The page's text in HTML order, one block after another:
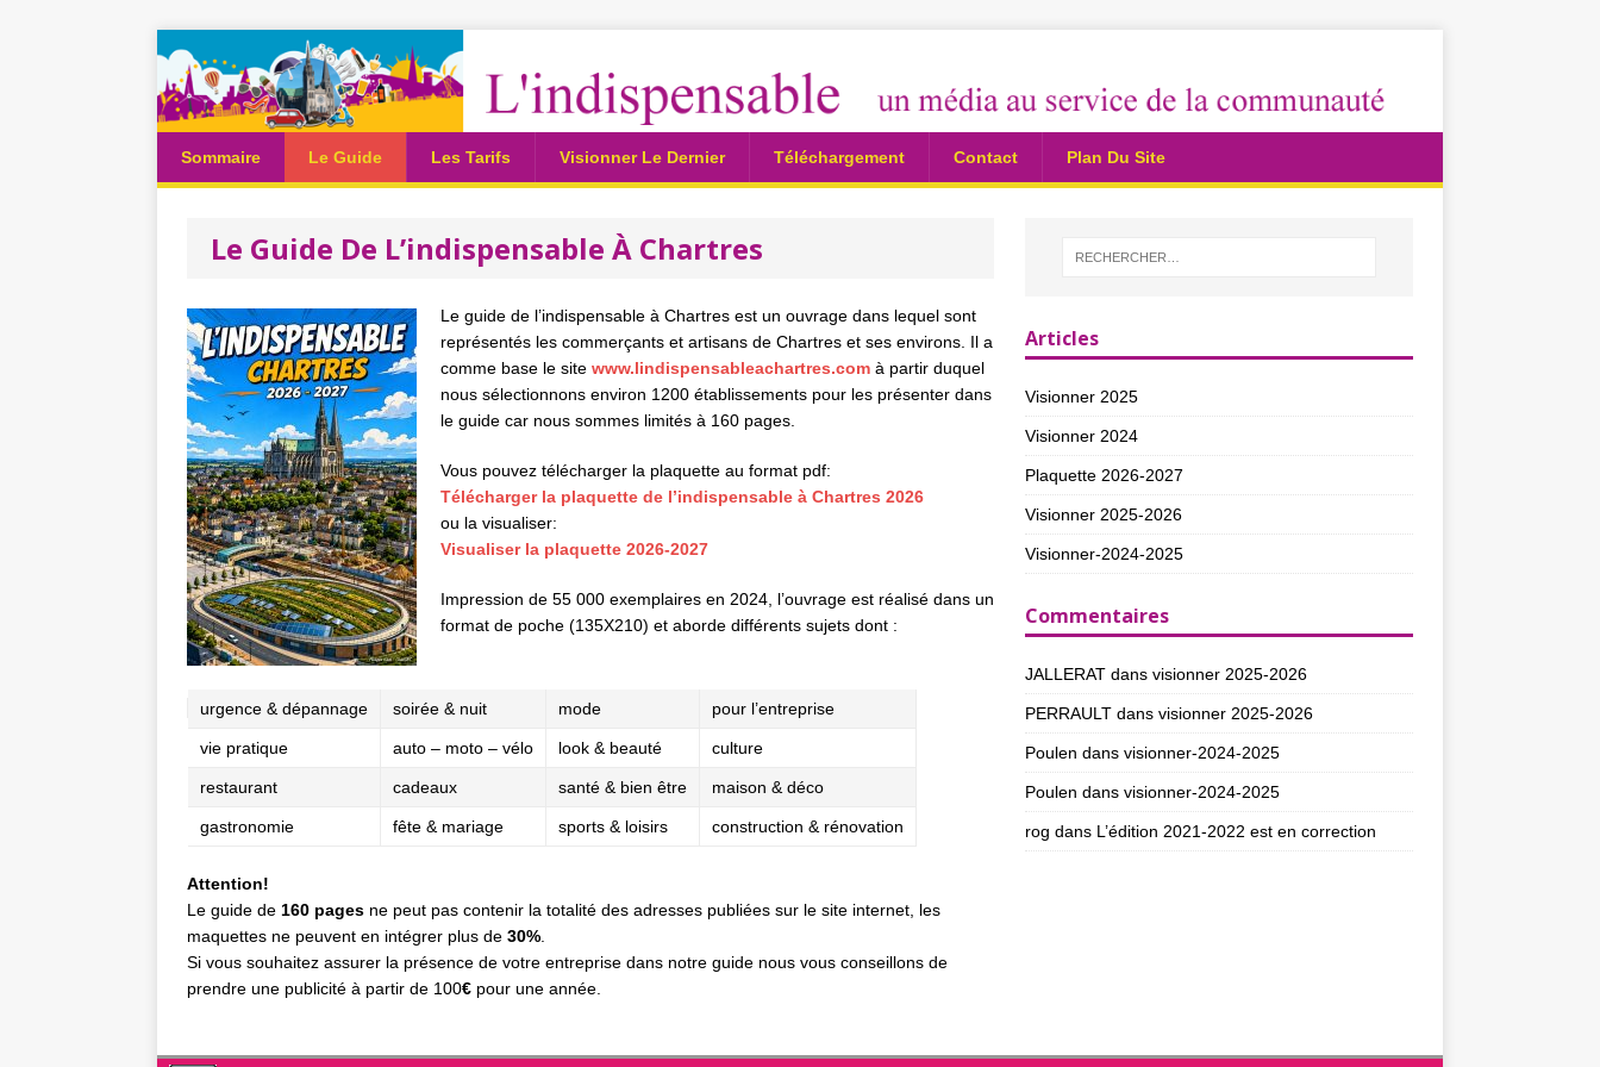
Sommaire Le Guide Les Tarifs Visionner Le Dernier Téléchargement Contact Plan Du Site
Le Guide De L’indispensable À Chartres
Le guide de l’indispensable à Chartres est un ouvrage dans lequel sont
représentés les commerçants et artisans de Chartres et ses environs. Il a
comme base le site www.lindispensableachartres.com à partir duquel
nous sélectionnons environ 1200 établissements pour les présenter dans
le guide car nous sommes limités à 160 pages.
Vous pouvez télécharger la plaquette au format pdf:
Télécharger la plaquette de l’indispensable à Chartres 2026
ou la visualiser:
Visualiser la plaquette 2026-2027
Impression de 55 000 exemplaires en 2024, l’ouvrage est réalisé dans un
format de poche (135X210) et aborde différents sujets dont :
urgence & dépannage soirée & nuit mode pour l’entreprise
vie pratique auto – moto – vélo look & beauté culture
restaurant cadeaux santé & bien être maison & déco
gastronomie fête & mariage sports & loisirs construction & rénovation
Attention!
Le guide de 160 pages ne peut pas contenir la totalité des adresses publiées sur le site internet, les
maquettes ne peuvent en intégrer plus de 30%
Si vous souhaitez assurer la présence de votre entreprise dans notre guide nous vous conseillons de
prendre une publicité à partir de 100€ pour une année.
Articles
Visionner 2025
Visionner 2024
Plaquette 2026-2027
Visionner 2025-2026
Visionner-2024-2025
Commentaires
JALLERATdans visionner 2025-2026
PERRAULTdans visionner 2025-2026
Poulen dans visionner-2024-2025
Poulen dans visionner-2024-2025
rog dans L’édition 2021-2022 est en correction